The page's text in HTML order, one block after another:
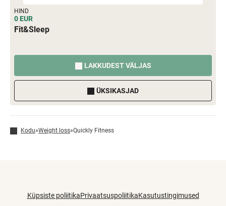
HIND
0 EUR
Fit&Sleep
LAKKUDEST VÄLJAS
ÜKSIKASJAD
Kodu»Weight loss»Quickly Fitness
Küpsiste poliitikaPrivaatsuspoliitikaKasutustingimused